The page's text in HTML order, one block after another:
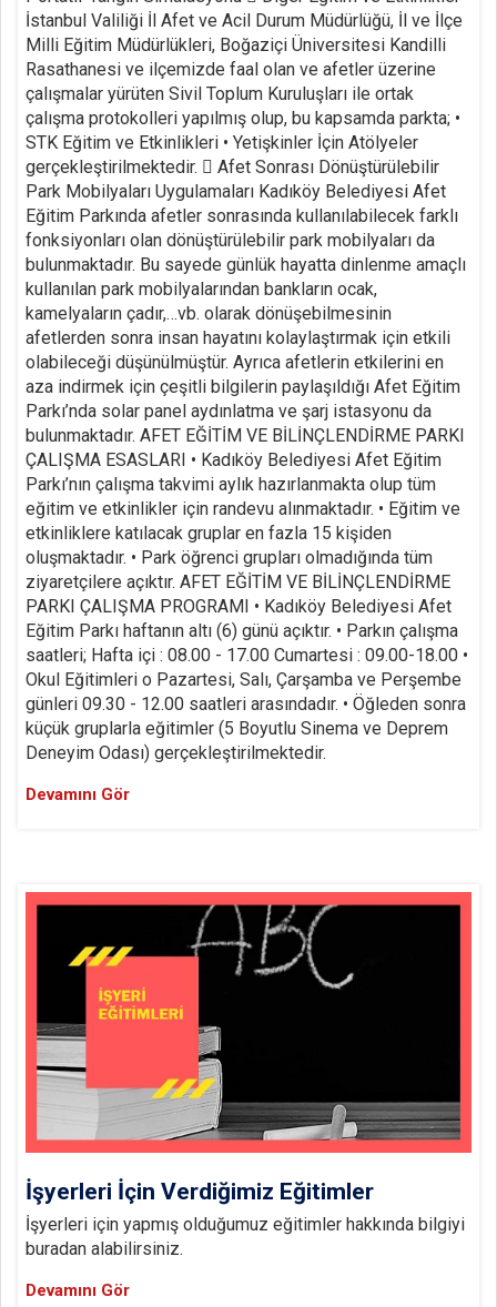
İstanbul Valiliği İl Afet ve Acil Durum Müdürlüğü, İl ve İlçe
Milli Eğitim Müdürlükleri, Boğaziçi Üniversitesi Kandilli
Rasathanesi ve ilçemizde faal olan ve afetler üzerine
çalışmalar yürüten Sivil Toplum Kuruluşları ile ortak
çalışma protokolleri yapılmış olup, bu kapsamda parkta; •
STK Eğitim ve Etkinlikleri • Yetişkinler İçin Atölyeler
gerçekleştirilmektedir.  Afet Sonrası Dönüştürülebilir
Park Mobilyaları Uygulamaları Kadıköy Belediyesi Afet
Eğitim Parkında afetler sonrasında kullanılabilecek farklı
fonksiyonları olan dönüştürülebilir park mobilyaları da
bulunmaktadır. Bu sayede günlük hayatta dinlenme amaçlı
kullanılan park mobilyalarından bankların ocak,
kamelyaların çadır,…vb. olarak dönüşebilmesinin
afetlerden sonra insan hayatını kolaylaştırmak için etkili
olabileceği düşünülmüştür. Ayrıca afetlerin etkilerini en
aza indirmek için çeşitli bilgilerin paylaşıldığı Afet Eğitim
Parkı’nda solar panel aydınlatma ve şarj istasyonu da
bulunmaktadır. AFET EĞİTİM VE BİLİNÇLENDİRME PARKI
ÇALIŞMA ESASLARI • Kadıköy Belediyesi Afet Eğitim
Parkı’nın çalışma takvimi aylık hazırlanmakta olup tüm
eğitim ve etkinlikler için randevu alınmaktadır. • Eğitim ve
etkinliklere katılacak gruplar en fazla 15 kişiden
oluşmaktadır. • Park öğrenci grupları olmadığında tüm
ziyaretçilere açıktır. AFET EĞİTİM VE BİLİNÇLENDİRME
PARKI ÇALIŞMA PROGRAMI • Kadıköy Belediyesi Afet
Eğitim Parkı haftanın altı (6) günü açıktır. • Parkın çalışma
saatleri; Hafta içi : 08.00 - 17.00 Cumartesi : 09.00-18.00 •
Okul Eğitimleri o Pazartesi, Salı, Çarşamba ve Perşembe
günleri 09.30 - 12.00 saatleri arasındadır. • Öğleden sonra
küçük gruplarla eğitimler (5 Boyutlu Sinema ve Deprem
Deneyim Odası) gerçekleştirilmektedir.
Devamını Gör
İşyerleri İçin Verdiğimiz Eğitimler
İşyerleri için yapmış olduğumuz eğitimler hakkında bilgiyi
buradan alabilirsiniz.
Devamını Gör